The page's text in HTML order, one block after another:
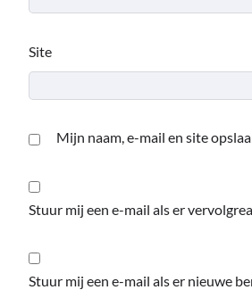
Site
Mijn naam, e-mail en site
Stuur mij een e-mail als er
Stuur mij een e-mail als er nieuwe